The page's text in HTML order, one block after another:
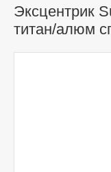
Эксцентрик
титан/алюм